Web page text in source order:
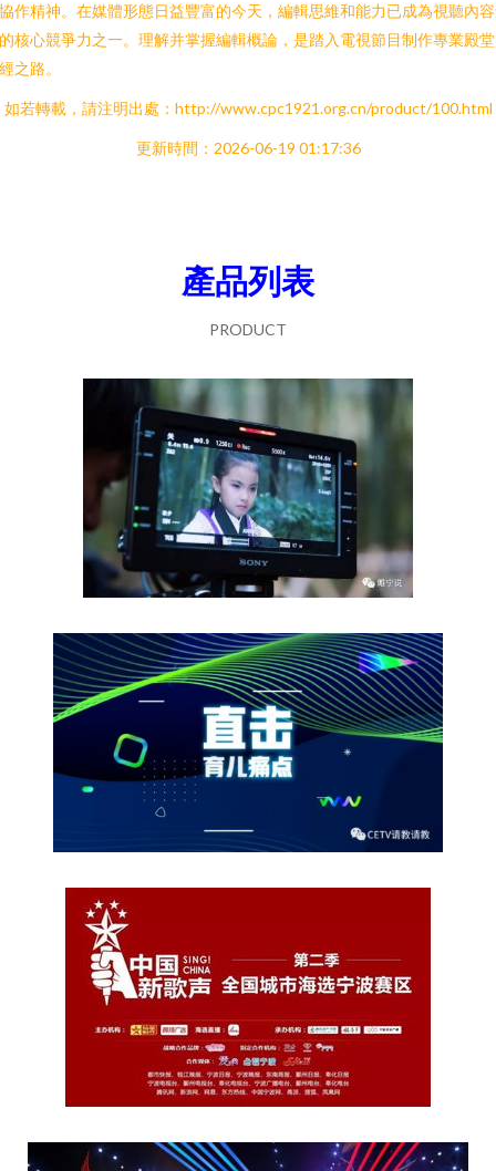
作精神。在媒體形態日益豐富的今天，編輯思維和能力已成為視聽內
核心競爭力之一。理解并掌握編輯概論，是踏入電視節目制作專業殿
之路。
如若轉載，請注明出處：http://www.cpc1921.org.cn/product/100.html
更新時間：2026-06-19 01:17:36
產品列表
PRODUCT